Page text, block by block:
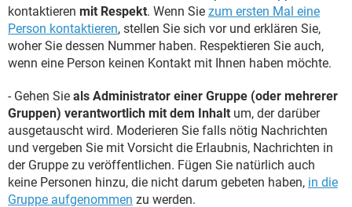
kontaktieren mit Respekt. Wenn Sie zum ersten Mal eine
Person kontaktieren, stellen Sie sich vor und erklären Sie,
woher Sie dessen Nummer haben. Respektieren Sie auch,
wenn eine Person keinen Kontakt mit Ihnen haben möchte.
- Gehen Sie als Administrator einer Gruppe (oder mehrerer
Gruppen) verantwortlich mit dem Inhalt um, der darüber
ausgetauscht wird. Moderieren Sie falls nötig Nachrichten
und vergeben Sie mit Vorsicht die Erlaubnis, Nachrichten in
der Gruppe zu veröffentlichen. Fügen Sie natürlich auch
keine Personen hinzu, die nicht darum gebeten haben, in die
Gruppe aufgenommen zu werden.